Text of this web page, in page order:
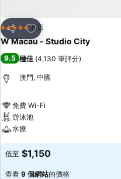
分享
放到收藏夾
5 星級 酒店
W Macau - Studio City
9.5 極佳 (4,130 筆評分)
澳門, 中國
免費 Wi-Fi
游泳池
水療
低至 $1,150
查看 9 個網站的價格